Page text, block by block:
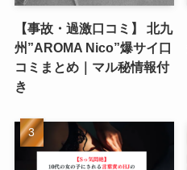
【事故・過激口コミ】 北九
州”AROMA Nico”爆サイ口
コミまとめ｜マル秘情報付
き